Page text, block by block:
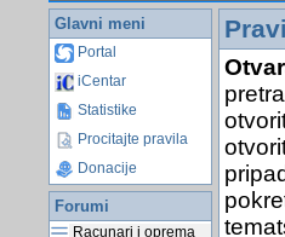
Glavni meni
Portal
iCentar
Statistike
Procitajte pravila
Donacije
Forumi
Racunari i oprema